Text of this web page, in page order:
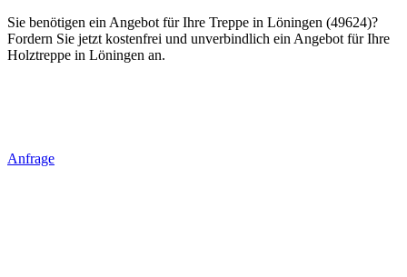
Sie benötigen ein Angebot für Ihre Treppe in Löningen (49624)?
Fordern Sie jetzt kostenfrei und unverbindlich ein Angebot für Ihre
Holztreppe in Löningen an.
Anfrage